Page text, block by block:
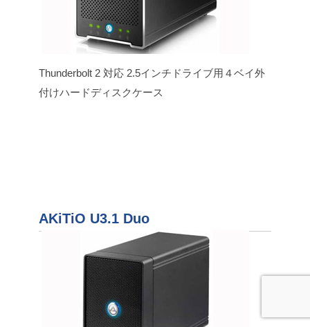
Thunderbolt 2 対応 2.5インチドライブ用４ベイ外
付けハードディスクケース
AKiTiO U3.1 Duo